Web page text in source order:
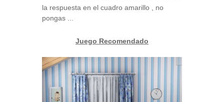
la respuesta en el cuadro amarillo , no
pongas ...
Juego Recomendado